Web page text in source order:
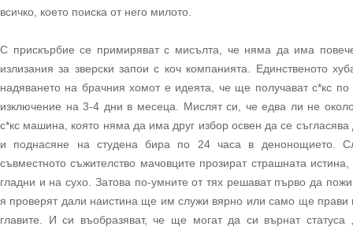
всичко, което поиска от него милото.
С прискърбие се примиряват с мисълта, че няма да има
излизания за зверски запои с коч компанията. Единственото
надяването на брачния хомот е идеята, че ще получават с*кс
изключение на 3-4 дни в месеца. Мислят си, че едва ли не
с*кс машина, която няма да има друг избор освен да се съгласява
и поднасяне на студена бира по 24 часа в денонощието.
съвместното съжителство мачовците прозират страшната
гладни и на сухо. Затова по-умните от тях решават първо да
я проверят дали наистина ще им служи вярно или само ще прави
главите. И си въобразяват, че ще могат да си върнат статуса